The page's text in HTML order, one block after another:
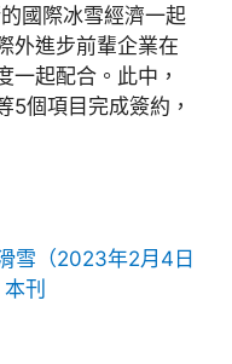
國際冰雪經濟一起
外進步前輩企業在
一起配合。此中，
5個項目完成簽約，
雪（2023年2月4日
刊